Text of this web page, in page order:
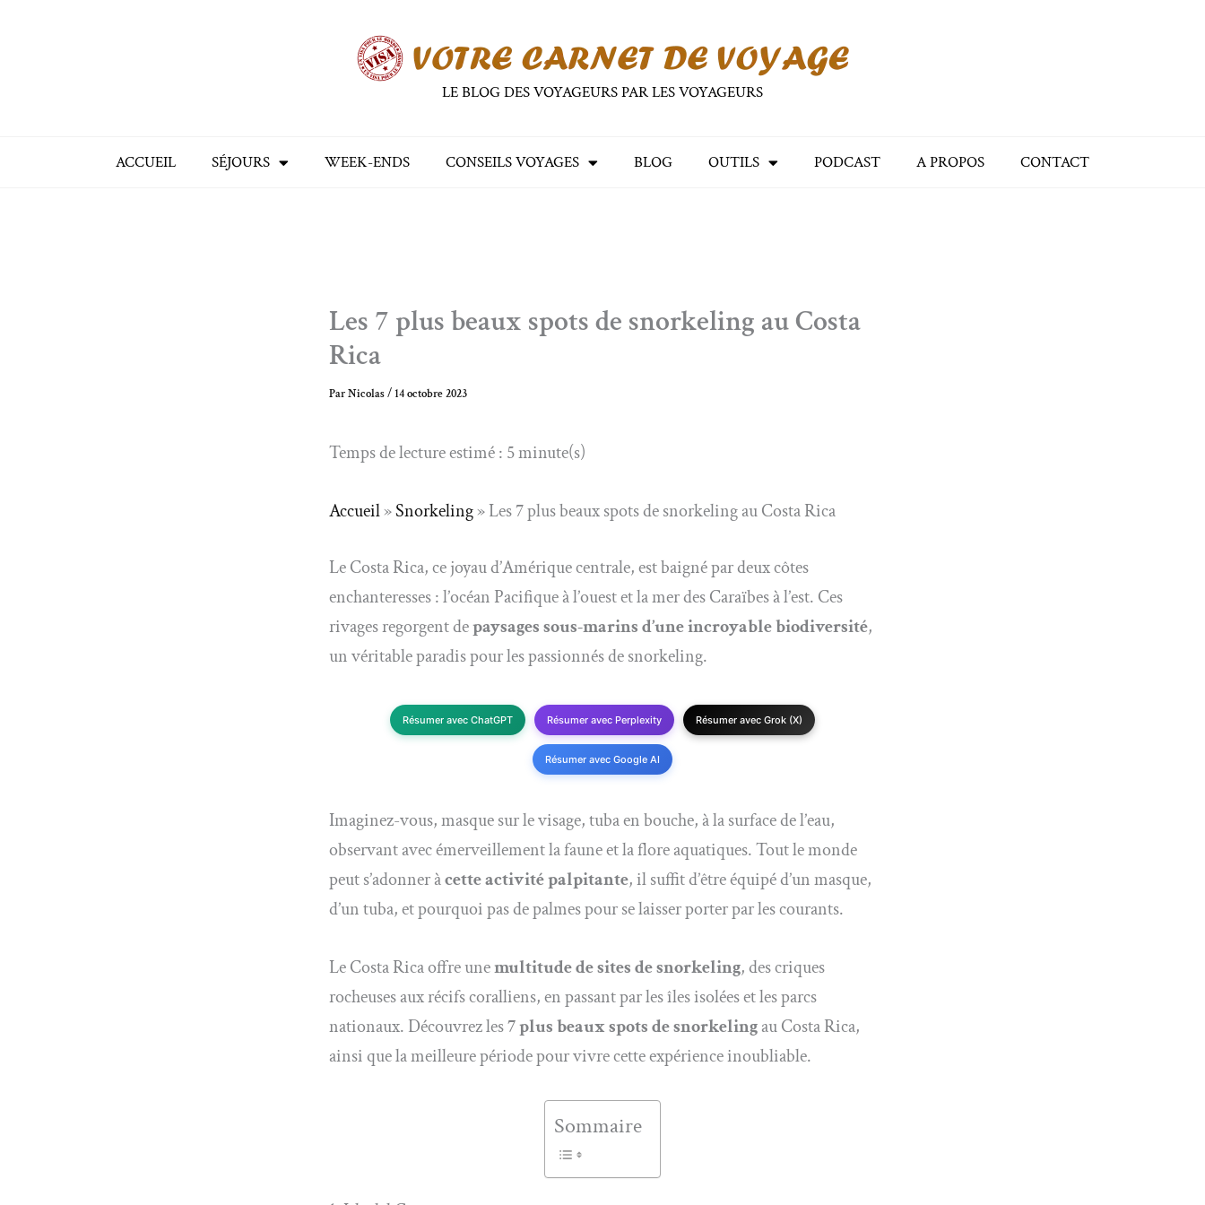
LE BLOG DES VOYAGEURS PAR LES VOYAGEURS
ACCUEIL SÉJOURS WEEK-ENDS CONSEILS VOYAGES BLOG OUTILS PODCAST A PROPOS CONTACT
Les 7 plus beaux spots de snorkeling au Costa
Rica
ParNicolas/14 octobre 2023
Temps de lecture estimé : 5 minute(s)
Accueil»Snorkeling»Les 7 plus beaux spots de snorkeling au Costa Rica
Le Costa Rica, ce joyau d’Amérique centrale, est baigné par deux côtes
enchanteresses : l’océan Pacifique à l’ouest et la mer des Caraïbes à l’est. Ces
rivages regorgent depaysages sous-marins d’une incroyable biodiversité,
un véritable paradis pour les passionnés de snorkeling.
Résumer avec ChatGPT Résumer avec Perplexity Résumer avec Grok (X)
Résumer avec Google AI
Imaginez-vous, masque sur le visage, tuba en bouche, à la surface de l’eau,
observant avec émerveillement la faune et la flore aquatiques. Tout le monde
peut s’adonner àcette activité palpitante, il suffit d’être équipé d’un masque,
d’un tuba, et pourquoi pas de palmes pour se laisser porter par les courants.
Le Costa Rica offre unemultitude de sites de snorkeling, des criques
rocheuses aux récifs coralliens, en passant par les îles isolées et les parcs
nationaux. Découvrez les7 plus beaux spots de snorkelingau Costa Rica,
ainsi que la meilleure période pour vivre cette expérience inoubliable.
Sommaire